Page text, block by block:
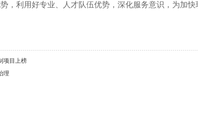
，利用好专业、人才队伍优势，深化服务意识，为加快
项目上榜
理